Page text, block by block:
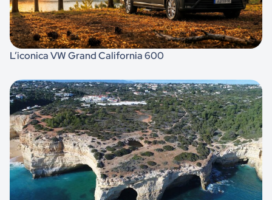
L’iconica VW Grand California 600